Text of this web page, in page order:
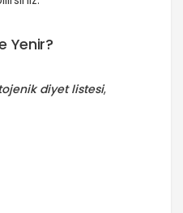
Yenir?
diyet listesi,